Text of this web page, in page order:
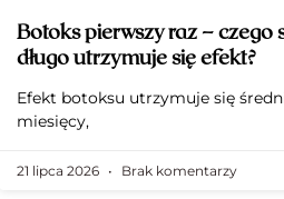
Botoks pierwszy raz – czego
długo utrzymuje się efekt?
Efekt botoksu utrzymuje się
miesięcy,
21 lipca 2026 Brak komentarzy